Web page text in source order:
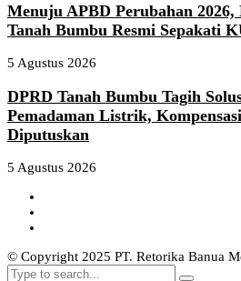
Menuju APBD Perubahan 2026,
Tanah Bumbu Resmi Sepakati
5 Agustus 2026
DPRD Tanah Bumbu Tagih
Pemadaman Listrik,
Diputuskan
5 Agustus 2026
© Copyright 2025 PT. Retorika Banua